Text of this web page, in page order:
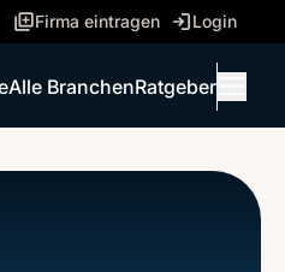
Firma eintragen Login
Alle BranchenRatgeber